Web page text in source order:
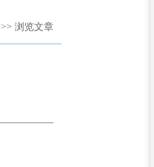
>> 浏览文章